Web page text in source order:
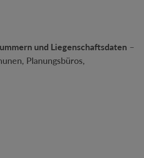
und Liegenschaftsdaten –
Planungsbüros,